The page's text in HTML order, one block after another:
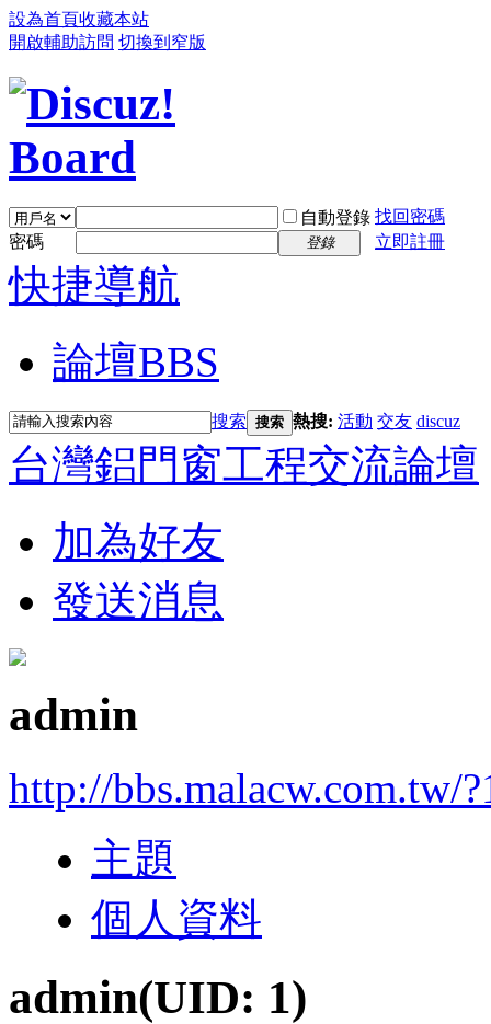
設為首頁收藏本站
開啟輔助訪問 切換到窄版
自動登錄 找回密碼
密碼
登錄 立即註冊
快捷導航
論壇BBS
搜索 搜索 熱搜: 活動 交友 discuz
台灣鋁門窗工程交流論壇
加為好友
發送消息
admin
http://bbs.malacw.com.tw/
主題
個人資料
admin(UID: 1)